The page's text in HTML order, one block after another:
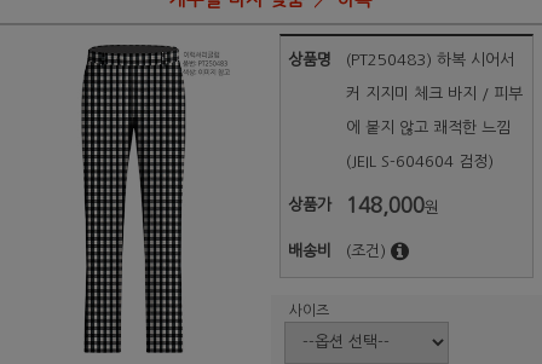
상품명 (PT250483) 하복 시어서
커 지지미 체크 바지 / 피부
에 붙지 않고 쾌적한 느낌
(JEIL S-604604 검정)
상품가 148,000원
배송비 (조건)
사이즈